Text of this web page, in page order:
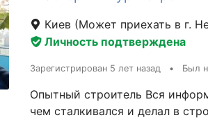
Киев (Может приехать в г.
Личность подтверждена
Зарегистрирован 5 лет назад • Был
Опытный строитель Вся
чем сталкивался и делал в